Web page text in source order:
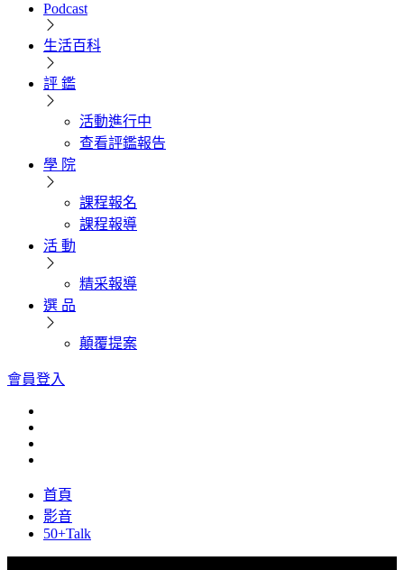
Podcast
生活百科
評 鑑
活動進行中
查看評鑑報告
學 院
課程報名
課程報導
活 動
精采報導
選 品
顛覆提案
會員登入
首頁
影音
50+Talk